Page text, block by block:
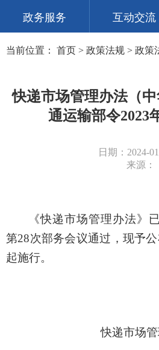
政务服务 互动交流
当前位置： 首页 > 政策法规 > 政策
快递市场管理办法（
通运输部令2023
日期：2024-
来源：
《快递市场管理办法》
第28次部务会议通过，现予
起施行。
快递市场